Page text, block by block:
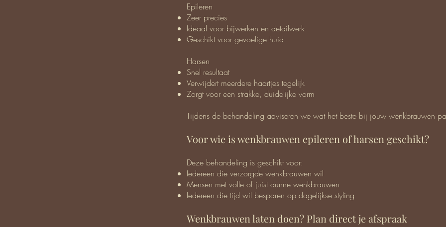
Epileren
Zeer precies
Ideaal voor bijwerken en detailwerk
Geschikt voor gevoelige huid
Harsen
Snel resultaat
Verwijdert meerdere haartjes tegelijk
Zorgt voor een strakke, duidelijke vorm
Tijdens de behandeling adviseren we wat het beste bij jouw wenkbrauwen
Voor wie is wenkbrauwen epileren of harsen geschikt?
Deze behandeling is geschikt voor:​
Iedereen die verzorgde wenkbrauwen wil
Mensen met volle of juist dunne wenkbrauwen
Iedereen die tijd wil besparen op dagelijkse styling
Wenkbrauwen laten doen? Plan direct je afspraak